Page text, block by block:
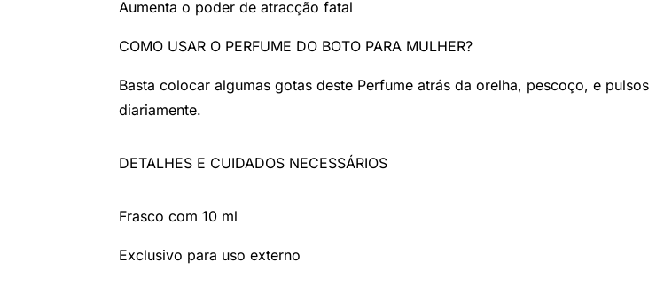
Aumenta o poder de atracção fatal
COMO USAR O PERFUME DO BOTO PARA MULHER?
Basta colocar algumas gotas deste Perfume atrás da orelha, pescoço, e pulsos
diariamente.
DETALHES E CUIDADOS NECESSÁRIOS
Frasco com 10 ml
Exclusivo para uso externo